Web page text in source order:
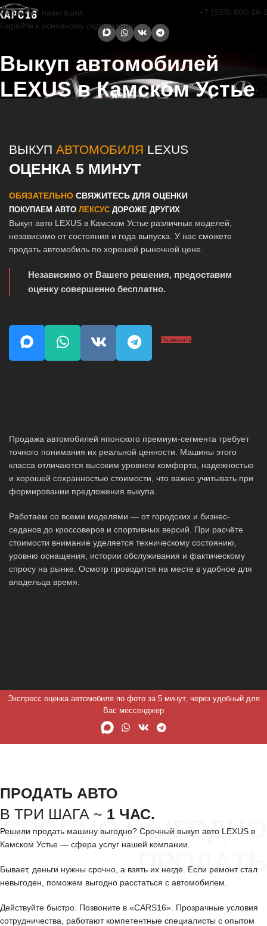
Перейти к навигации
Перейти к основному содержанию
+7 (929) 600-16-
Выкуп автомобилей
LEXUS в Камском Устье
ВЫКУП АВТОМОБИЛЯ LEXUS
ОЦЕНКА 5 МИНУТ
ОБЯЗАТЕЛЬНО СВЯЖИТЕСЬ ДЛЯ ОЦЕНКИ
ПОКУПАЕМ АВТО ЛЕКСУС ДОРОЖЕ ДРУГИХ
Выкуп авто LEXUS в Камском Устье различных моделей,
независимо от состояния и года выпуска. У нас сможете
продать автомобиль по хорошей рыночной цене.
Независимо от Вашего решения, предоставим
оценку совершенно бесплатно.
Позвонить
Продажа автомобилей японского премиум-сегмента требует
точного понимания их реальной ценности. Машины этого
класса отличаются высоким уровнем комфорта, надежностью
и хорошей сохранностью стоимости, что важно учитывать при
формировании предложения выкупа.
Работаем со всеми моделями — от городских и бизнес-
седанов до кроссоверов и спортивных версий. При расчёте
стоимости внимание уделяется техническому состоянию,
уровню оснащения, истории обслуживания и фактическому
спросу на рынке. Осмотр проводится на месте в удобное для
владельца время.
Экспресс оценка автомобиля по фото за 5 минут, через удобный для
Вас мессенджер
СРОЧНО ВЫГОДНО
ПРОДАТЬ
ПРОДАТЬ АВТО
В ТРИ ШАГА ~ 1 ЧАС.
Решили продать машину выгодно? Срочный выкуп авто LEXUS в
Камском Устье — сфера услуг нашей компании.
Бывает, деньги нужны срочно, а взять их негде. Если ремонт стал
невыгоден, поможем выгодно расстаться с автомобилем.
Действуйте быстро. Позвоните в «CARS16». Прозрачные условия
сотрудничества, работают компетентные специалисты с опытом